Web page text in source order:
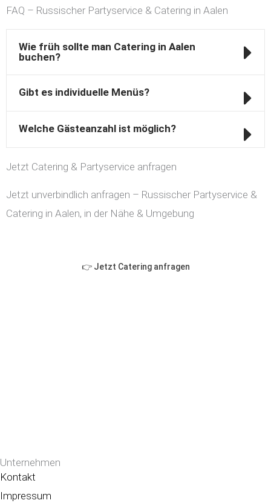
FAQ – Russischer Partyservice & Catering in Aalen
Wie früh sollte man Catering in Aalen
buchen?
Gibt es individuelle Menüs?
Welche Gästeanzahl ist möglich?
Jetzt Catering & Partyservice anfragen
Jetzt unverbindlich anfragen – Russischer Partyservice &
Catering in Aalen, in der Nähe & Umgebung
👉 Jetzt Catering anfragen
Unternehmen
Kontakt
Impressum